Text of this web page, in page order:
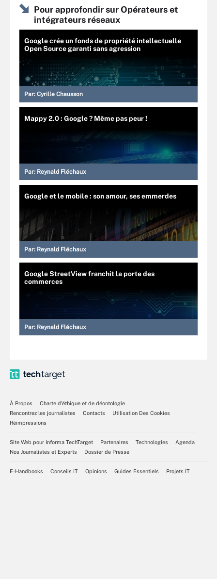
Pour approfondir sur Opérateurs et
intégrateurs réseaux
Google crée un fonds de propriété intellectuelle
Open Source garanti sans agression
Par: Cyrille Chausson
Mappy 2.0 : Google ? Même pas peur !
Par: Reynald Fléchaux
Google et le mobile : son amour, ses emmerdes
Par: Reynald Fléchaux
Google StreetView franchit la porte des
commerces
Par: Reynald Fléchaux
À Propos
Charte d’éthique et de déontologie
Rencontrez les journalistes
Contacts
Utilisation Des Cookies
Réimpressions
Site Web pour Informa TechTarget Partenaires Technologies
Agenda
Nos Journalistes et Experts
Dossier de Presse
E-Handbooks Conseils IT Opinions Guides Essentiels Projets IT